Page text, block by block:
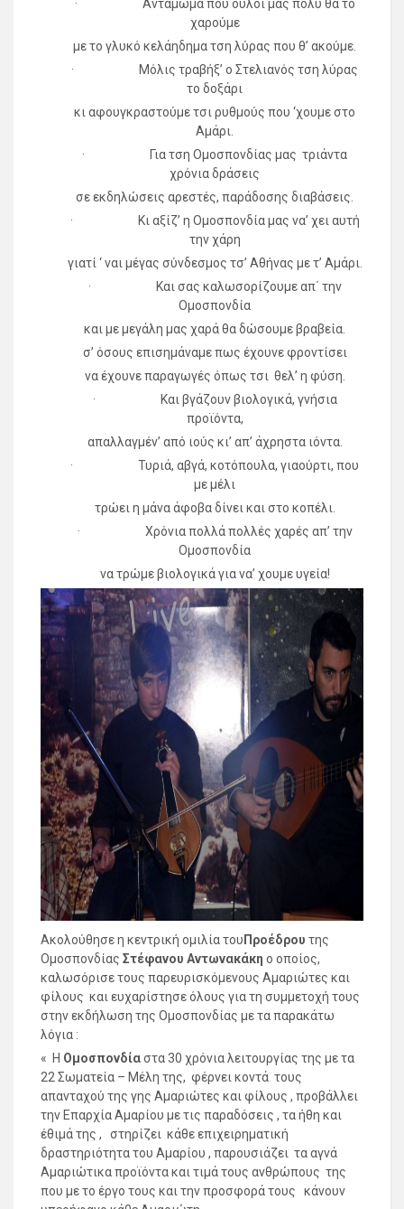
· Αντάμωμα που ούλοι μας πολύ θα το
χαρούμε
με το γλυκό κελάηδημα τση λύρας που θ’ ακούμε.
· Μόλις τραβήξ’ ο Στελιανός τση λύρας
το δοξάρι
κι αφουγκραστούμε τσι ρυθμούς που ‘χουμε στο
Αμάρι.
· Για τση Ομοσπονδίας μας τριάντα
χρόνια δράσεις
σε εκδηλώσεις αρεστές, παράδοσης διαβάσεις.
· Κι αξίζ’ η Ομοσπονδία μας να’ χει αυτή
την χάρη
γιατί ‘ ναι μέγας σύνδεσμος τσ’ Αθήνας με τ’ Αμάρι.
· Και σας καλωσορίζουμε απ΄ την
Ομοσπονδία
και με μεγάλη μας χαρά θα δώσουμε βραβεία.
σ’ όσους επισημάναμε πως έχουνε φροντίσει
να έχουνε παραγωγές όπως τσι θελ’ η φύση.
· Και βγάζουν βιολογικά, γνήσια
προϊόντα,
απαλλαγμέν’ από ιούς κι’ απ’ άχρηστα ιόντα.
· Τυριά, αβγά, κοτόπουλα, γιαούρτι, που
με μέλι
τρώει η μάνα άφοβα δίνει και στο κοπέλι.
· Χρόνια πολλά πολλές χαρές απ’ την
Ομοσπονδία
να τρώμε βιολογικά για να’ χουμε υγεία!
Ακολούθησε η κεντρική ομιλία του Προέδρου της
Ομοσπονδίας Στέφανου Αντωνακάκη ο οποίος,
καλωσόρισε τους παρευρισκόμενους Αμαριώτες και
φίλους και ευχαρίστησε όλους για τη συμμετοχή τους
στην εκδήλωση της Ομοσπονδίας με τα παρακάτω
λόγια :
« Η Ομοσπονδίαστα 30 χρόνια λειτουργίας της με τα
22 Σωματεία – Μέλη της, φέρνει κοντά τους
απανταχού της γης Αμαριώτες και φίλους , προβάλλει
την Επαρχία Αμαρίου με τις παραδόσεις , τα ήθη και
έθιμά της , στηρίζει κάθε επιχειρηματική
δραστηριότητα του Αμαρίου , παρουσιάζει τα αγνά
Αμαριώτικα προϊόντα και τιμά τους ανθρώπους της
που με το έργο τους και την προσφορά τους κάνουν